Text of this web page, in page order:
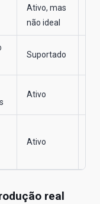
Ativo, mas
não ideal
Suportado
Ativo
Ativo
real